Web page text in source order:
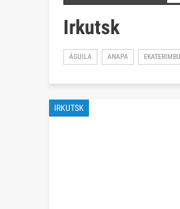
Irkutsk
ÁGUILA ANAPA
IRKUTSK